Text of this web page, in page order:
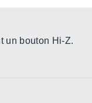
un bouton Hi-Z.